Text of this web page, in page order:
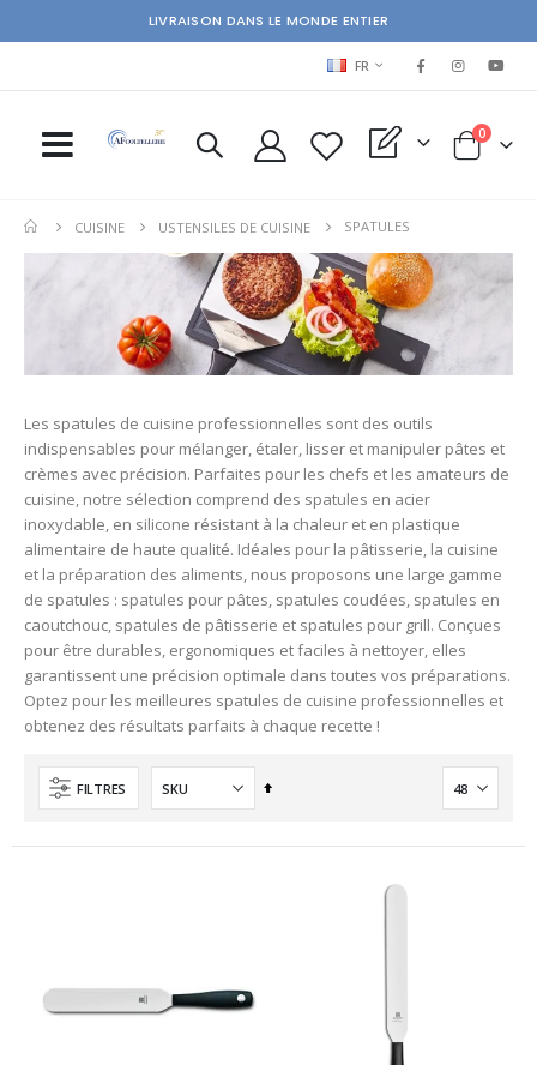
LIVRAISON DANS LE MONDE ENTIER
LANGUAGE
FR
My Quote Cart
0items
CUISINE USTENSILES DE CUISINE SPATULES
Les spatules de cuisine professionnelles sont des outils
indispensables pour mélanger, étaler, lisser et manipuler pâtes et
crèmes avec précision. Parfaites pour les chefs et les amateurs de
cuisine, notre sélection comprend des spatules en acier
inoxydable, en silicone résistant à la chaleur et en plastique
alimentaire de haute qualité. Idéales pour la pâtisserie, la cuisine
et la préparation des aliments, nous proposons une large gamme
de spatules : spatules pour pâtes, spatules coudées, spatules en
caoutchouc, spatules de pâtisserie et spatules pour grill. Conçues
pour être durables, ergonomiques et faciles à nettoyer, elles
garantissent une précision optimale dans toutes vos préparations.
Optez pour les meilleures spatules de cuisine professionnelles et
obtenez des résultats parfaits à chaque recette !
FILTRES
Ordre